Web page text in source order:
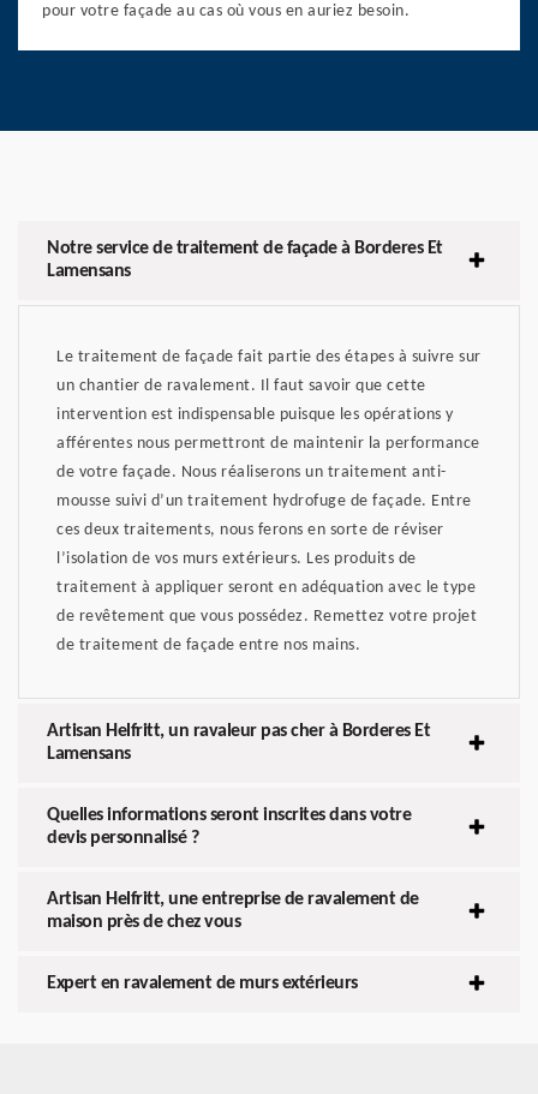
pour votre façade au cas où vous en auriez besoin.
Notre service de traitement de façade à Borderes Et
Lamensans
Le traitement de façade fait partie des étapes à suivre sur
un chantier de ravalement. Il faut savoir que cette
intervention est indispensable puisque les opérations y
afférentes nous permettront de maintenir la performance
de votre façade. Nous réaliserons un traitement anti-
mousse suivi d’un traitement hydrofuge de façade. Entre
ces deux traitements, nous ferons en sorte de réviser
l’isolation de vos murs extérieurs. Les produits de
traitement à appliquer seront en adéquation avec le type
de revêtement que vous possédez. Remettez votre projet
de traitement de façade entre nos mains.
Artisan Helfritt, un ravaleur pas cher à Borderes Et
Lamensans
Quelles informations seront inscrites dans votre
devis personnalisé ?
Artisan Helfritt, une entreprise de ravalement de
maison près de chez vous
Expert en ravalement de murs extérieurs